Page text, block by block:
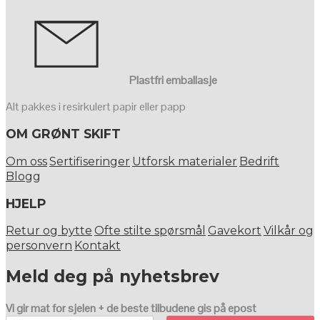
Plastfri emballasje
Alt pakkes i resirkulert papir eller papp
OM GRØNT SKIFT
Om ossSertifiseringer Utforsk materialer Bedrift
Blogg
HJELP
Retur og bytte Ofte stilte spørsmål Gavekort Vilkår og
personvern Kontakt
Meld deg på nyhetsbrev
Vi gir mat for sjelen + de beste tilbudene gis på epost